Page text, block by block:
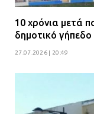
10 χρόνια μετά
δημοτικό γήπεδο
27.07.2026 | 20:49